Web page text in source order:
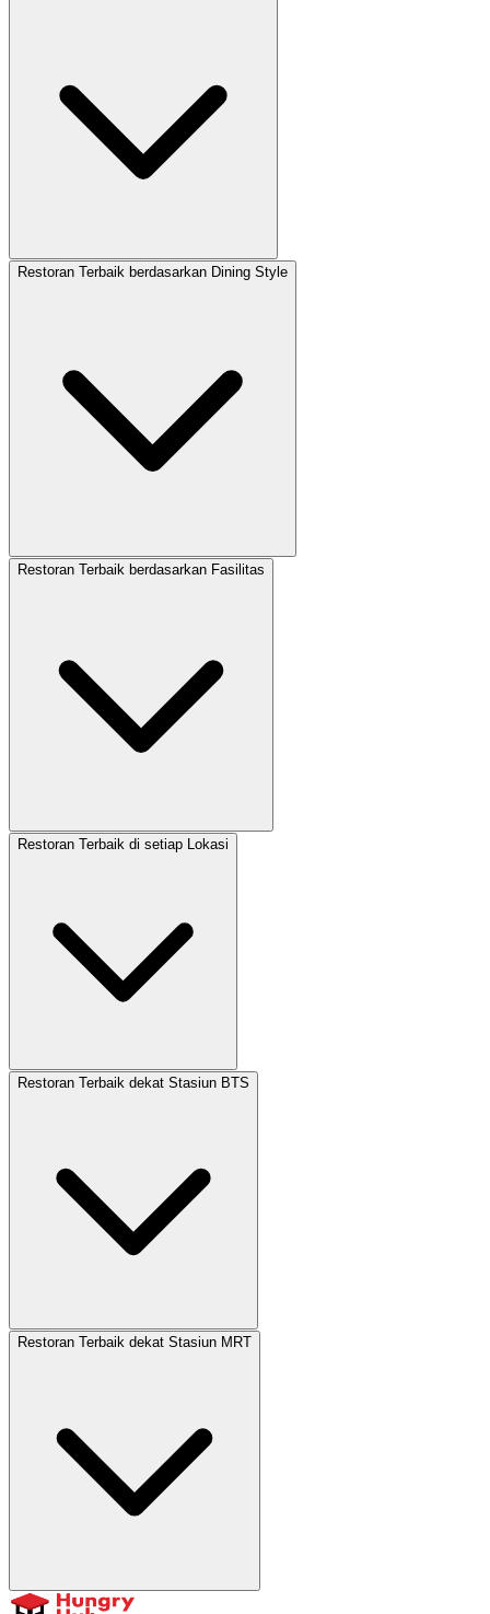
Restoran Terbaik berdasarkan Dining Style
Restoran Terbaik berdasarkan Fasilitas
Restoran Terbaik di setiap Lokasi
Restoran Terbaik dekat Stasiun BTS
Restoran Terbaik dekat Stasiun MRT